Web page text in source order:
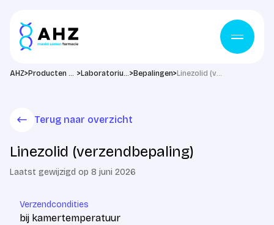
AHZ> Producten & diensten > Laboratorium> Bepalingen> Linezolid (verzendbepaling)
Terug naar overzicht
Linezolid (verzendbepaling)
Laatst gewijzigd op 8 juni 2026
Verzendcondities
bij kamertemperatuur